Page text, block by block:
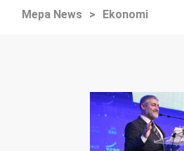
Mepa News > Ekonomi